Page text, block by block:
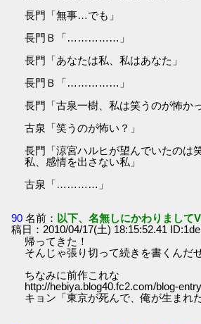
長門「無事…でも」
長門Ｂ「……………」
長門「あなたは私、私はあなた」
長門Ｂ「……………」
長門「古泉一樹、私は笑うのが怖かっ
古泉「笑うのが怖い？」
長門「涼宮ハルヒが望んでいたのは
私、感情を出さない私」
古泉「…………」
90 名前： 以下、名無しにかわりまして
稿日：2010/04/17(土) 18:15:52.41
帰ってきた！
そんじゃ張り切って続きを書くんだ
ちなみに前作これな
http://hebiya.blog40.fc2.com/blog-
キョン「東京が死んで、俺が生まれた